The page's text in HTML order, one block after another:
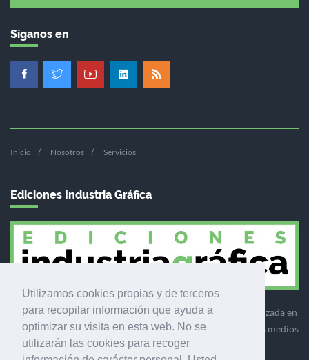
Utilizamos cookies propias y de terceros
para recopilar información que ayuda a
optimizar su visita en esta web. No se
utilizarán las cookies para recoger
Síganos en
Inicio Nosotros Servicios
Ediciones Industria Gráfica
Ediciones Industria Gráfica es una empresa editora especializada en
el mercado de la comunicación gráfica que engloba diversos medios
profesionales especializados en el mercado gráfico, la